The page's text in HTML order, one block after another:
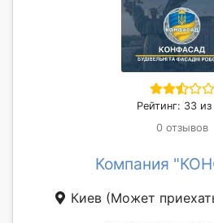
Рейтинг: 33
0 отзывов
Компания
Киев (Может